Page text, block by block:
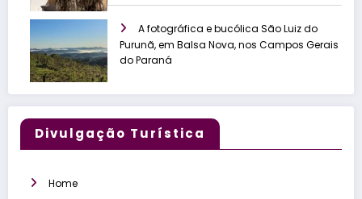
A fotográfica e bucólica São Luiz do
Purunã, em Balsa Nova, nos Campos Gerais
do Paraná
Divulgação Turística
Home